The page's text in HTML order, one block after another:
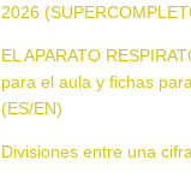
2026
EL APARATO
para el aula y fichas
(ES/EN)
Divisiones entre una cifra